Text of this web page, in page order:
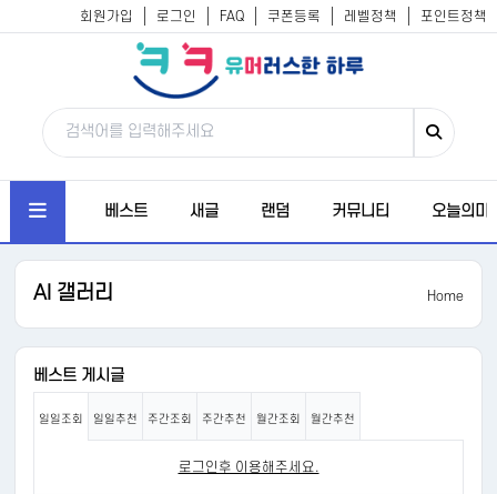
회원가입 로그인 FAQ 쿠폰등록 레벨정책 포인트정책
베스트 새글 랜덤 커뮤니티 오늘의미
AI 갤러리 Home
베스트 게시글
일일조회 일일추천 주간조회 주간추천 월간조회 월간추천
로그인후 이용해주세요.